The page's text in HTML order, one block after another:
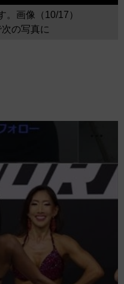
。画像（10/17）
の写真に